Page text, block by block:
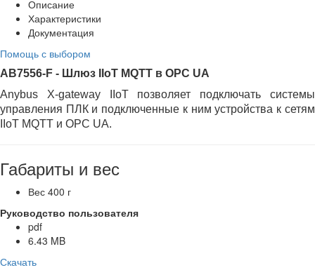
Описание
Характеристики
Документация
Помощь с выбором
AB7556-F - Шлюз IIoT MQTT в OPC UA
Anybus X-gateway IIoT позволяет подключать системы
управления ПЛК и подключенные к ним устройства к сетям
IIoT MQTT и OPC UA.
Габариты и вес
Вес 400 г
Руководство пользователя
pdf
6.43 MB
Скачать